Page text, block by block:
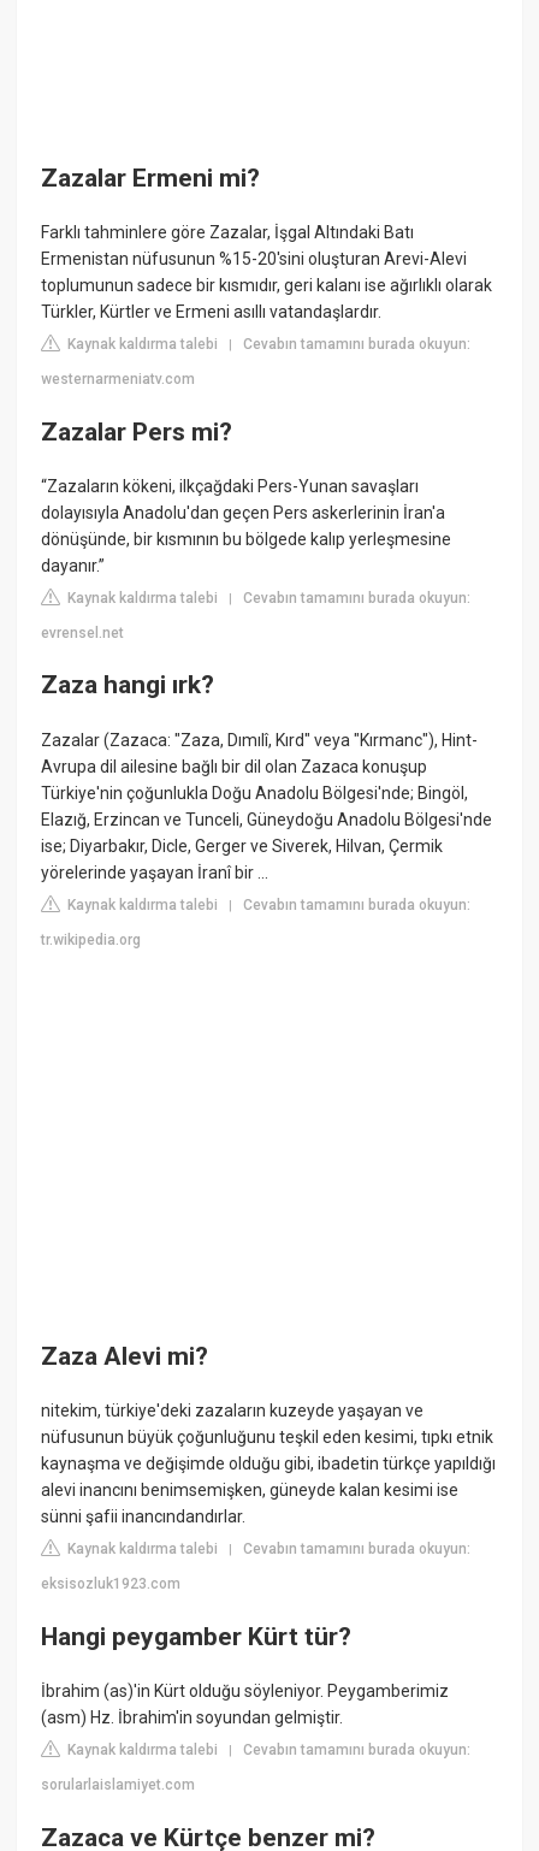
Zazalar Ermeni mi?
Farklı tahminlere göre Zazalar, İşgal Altındaki Batı
Ermenistan nüfusunun %15-20'sini oluşturan Arevi-Alevi
toplumunun sadece bir kısmıdır, geri kalanı ise ağırlıklı olarak
Türkler, Kürtler ve Ermeni asıllı vatandaşlardır.
Kaynak kaldırma talebi |Cevabın tamamını burada okuyun:
westernarmeniatv.com
Zazalar Pers mi?
“Zazaların kökeni, ilkçağdaki Pers-Yunan savaşları
dolayısıyla Anadolu'dan geçen Pers askerlerinin İran'a
dönüşünde, bir kısmının bu bölgede kalıp yerleşmesine
dayanır.”
Kaynak kaldırma talebi |Cevabın tamamını burada okuyun:
evrensel.net
Zaza hangi ırk?
Zazalar (Zazaca: "Zaza, Dımılî, Kırd" veya "Kırmanc"), Hint-
Avrupa dil ailesine bağlı bir dil olan Zazaca konuşup
Türkiye'nin çoğunlukla Doğu Anadolu Bölgesi'nde; Bingöl,
Elazığ, Erzincan ve Tunceli, Güneydoğu Anadolu Bölgesi'nde
ise; Diyarbakır, Dicle, Gerger ve Siverek, Hilvan, Çermik
yörelerinde yaşayan İranî bir ...
Kaynak kaldırma talebi |Cevabın tamamını burada okuyun:
tr.wikipedia.org
Zaza Alevi mi?
nitekim, türkiye'deki zazaların kuzeyde yaşayan ve
nüfusunun büyük çoğunluğunu teşkil eden kesimi, tıpkı etnik
kaynaşma ve değişimde olduğu gibi, ibadetin türkçe yapıldığı
alevi inancını benimsemişken, güneyde kalan kesimi ise
sünni şafii inancındandırlar.
Kaynak kaldırma talebi |Cevabın tamamını burada okuyun:
eksisozluk1923.com
Hangi peygamber Kürt tür?
İbrahim (as)'in Kürt olduğu söyleniyor. Peygamberimiz
(asm) Hz. İbrahim'in soyundan gelmiştir.
Kaynak kaldırma talebi |Cevabın tamamını burada okuyun:
sorularlaislamiyet.com
Zazaca ve Kürtçe benzer mi?